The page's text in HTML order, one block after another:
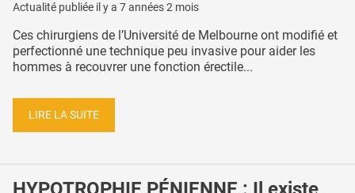
Actualité publiée il y a 7 années 2 mois
Ces chirurgiens de l’Université de Melbourne ont modifié et
perfectionné une technique peu invasive pour aider les
hommes à recouvrer une fonction érectile...
LIRE LA SUITE